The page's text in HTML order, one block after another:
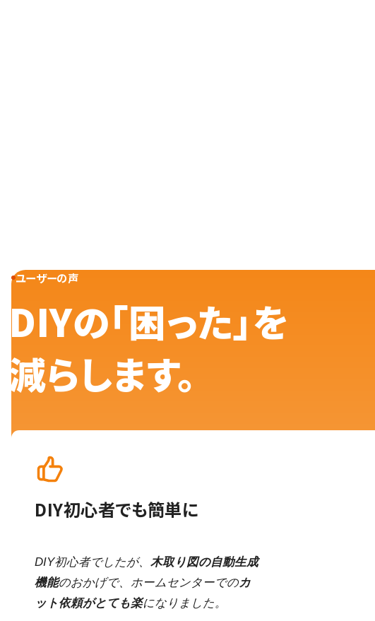
ユーザーの声
DIYの「困った」を
減らします。
DIY初心者でも簡単に
DIY初心者でしたが、木取り図の自動生成
機能のおかげで、ホームセンターでのカ
ット依頼がとても楽になりました。